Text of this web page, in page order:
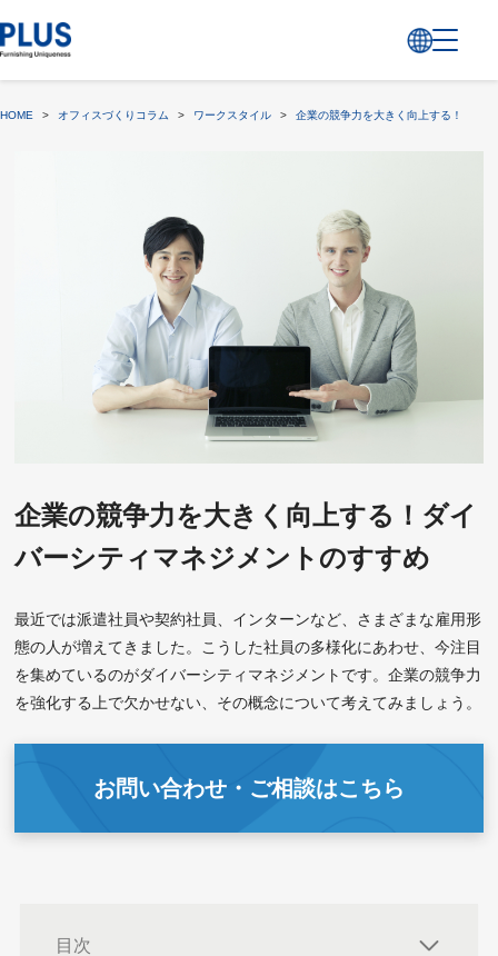
HOME > オフィスづくりコラム > ワークスタイル > 企業の競争力を大きく向上する！ダイ
企業の競争力を大きく向上する！ダイ
バーシティマネジメントのすすめ
最近では派遣社員や契約社員、インターンなど、さまざまな雇用形
態の人が増えてきました。こうした社員の多様化にあわせ、今注目
を集めているのがダイバーシティマネジメントです。企業の競争力
を強化する上で欠かせない、その概念について考えてみましょう。
お問い合わせ・ご相談はこちら
目次